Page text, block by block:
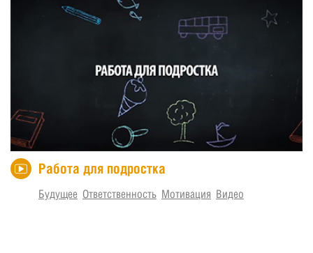
Работа для подростка
Будущее Ответственность Мотивация Видео